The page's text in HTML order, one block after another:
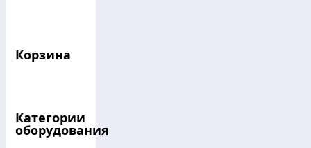
Корзина
Категории
оборудования